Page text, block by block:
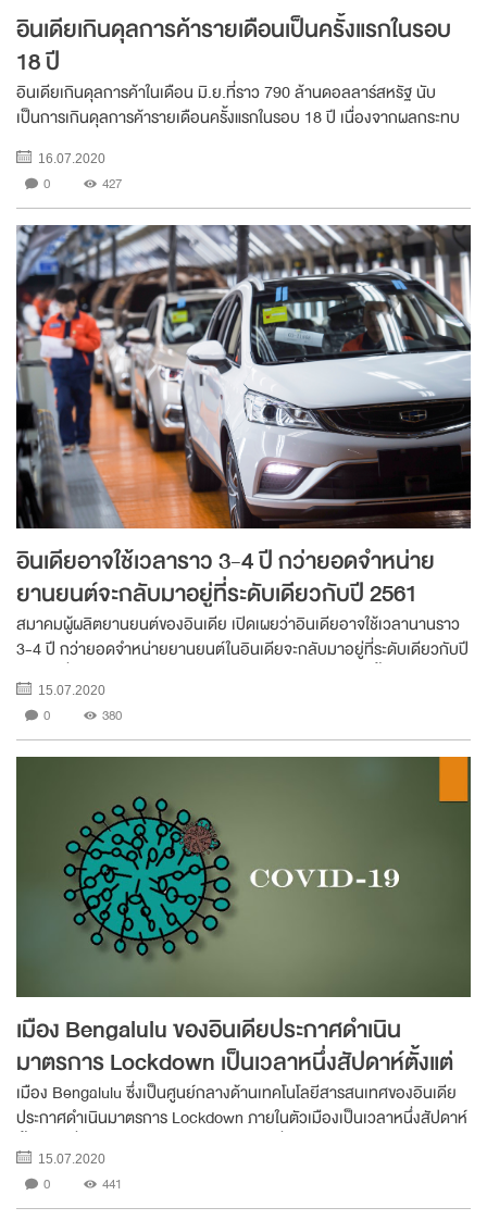
อินเดียเกินดุลการค้ารายเดือนเป็นครั้งแรกในรอบ
18 ปี
อินเดียเกินดุลการค้าในเดือน มิ.ย.ที่ราว 790 ล้านดอลลาร์สหรัฐ นับ
เป็นการเกินดุลการค้ารายเดือนครั้งแรกในรอบ 18 ปี เนื่องจากผลกระทบ
จากวิกฤต COVID-19 ประกอบกับความขัดแย้งทางการเมืองระหว่างจีน
และอินเดีย ทำให้การนำเข้าของอินเด...
16.07.2020
0 427
อินเดียอาจใช้เวลาราว 3-4 ปี กว่ายอดจำหน่าย
ยานยนต์จะกลับมาอยู่ที่ระดับเดียวกับปี 2561
สมาคมผู้ผลิตยานยนต์ของอินเดีย เปิดเผยว่าอินเดียอาจใช้เวลานานราว
3-4 ปี กว่ายอดจำหน่ายยานยนต์ในอินเดียจะกลับมาอยู่ที่ระดับเดียวกับปี
อุตสาหกรรมยานยนต์ที่เผชิญภาวะชะลอ...
15.07.2020
0 380
เมือง Bengalulu ของอินเดียประกาศดำเนิน
มาตรการ Lockdown เป็นเวลาหนึ่งสัปดาห์ตั้งแต่
วันที่ 14 ก.ค.
เมือง Bengalulu ซึ่งเป็นศูนย์กลางด้านเทคโนโลยีสารสนเทศของอินเดีย
ประกาศดำเนินมาตรการ Lockdown ภายในตัวเมืองเป็นเวลาหนึ่งสัปดาห์
สาธารณะ หน่วยงานราชการ โรงเรียน ตล...
15.07.2020
0 441